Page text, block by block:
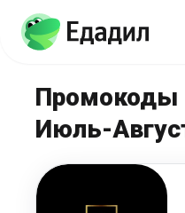
Промокоды
Июль-